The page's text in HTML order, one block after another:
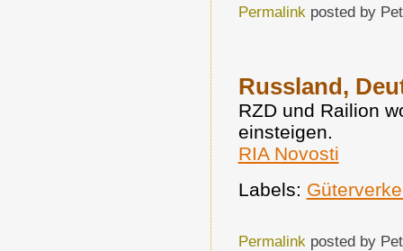
Permalink posted by
Russland,
RZD und Railion
einsteigen.
RIA Novosti
Labels:
Permalink posted by